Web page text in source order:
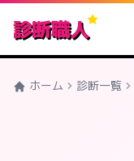
診断職人
ホーム 診断一覧